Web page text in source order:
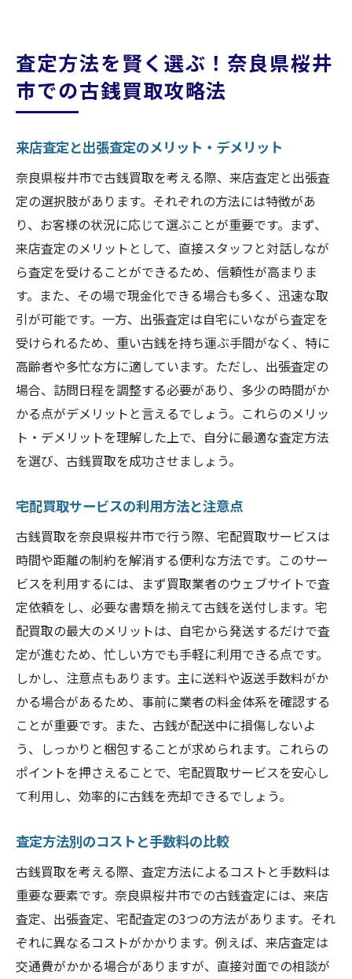
査定方法を賢く選ぶ！奈良県桜井
市での古銭買取攻略法
来店査定と出張査定のメリット・デメリット
奈良県桜井市で古銭買取を考える際、来店査定と出張査
定の選択肢があります。それぞれの方法には特徴があ
り、お客様の状況に応じて選ぶことが重要です。まず、
来店査定のメリットとして、直接スタッフと対話しなが
ら査定を受けることができるため、信頼性が高まりま
す。また、その場で現金化できる場合も多く、迅速な取
引が可能です。一方、出張査定は自宅にいながら査定を
受けられるため、重い古銭を持ち運ぶ手間がなく、特に
高齢者や多忙な方に適しています。ただし、出張査定の
場合、訪問日程を調整する必要があり、多少の時間がか
かる点がデメリットと言えるでしょう。これらのメリッ
ト・デメリットを理解した上で、自分に最適な査定方法
を選び、古銭買取を成功させましょう。
宅配買取サービスの利用方法と注意点
古銭買取を奈良県桜井市で行う際、宅配買取サービスは
時間や距離の制約を解消する便利な方法です。このサー
ビスを利用するには、まず買取業者のウェブサイトで査
定依頼をし、必要な書類を揃えて古銭を送付します。宅
配買取の最大のメリットは、自宅から発送するだけで査
定が進むため、忙しい方でも手軽に利用できる点です。
しかし、注意点もあります。主に送料や返送手数料がか
かる場合があるため、事前に業者の料金体系を確認する
ことが重要です。また、古銭が配送中に損傷しないよ
う、しっかりと梱包することが求められます。これらの
ポイントを押さえることで、宅配買取サービスを安心し
て利用し、効率的に古銭を売却できるでしょう。
査定方法別のコストと手数料の比較
古銭買取を考える際、査定方法によるコストと手数料は
重要な要素です。奈良県桜井市での古銭査定には、来店
査定、出張査定、宅配査定の3つの方法があります。それ
ぞれに異なるコストがかかります。例えば、来店査定は
交通費がかかる場合がありますが、直接対面での相談が